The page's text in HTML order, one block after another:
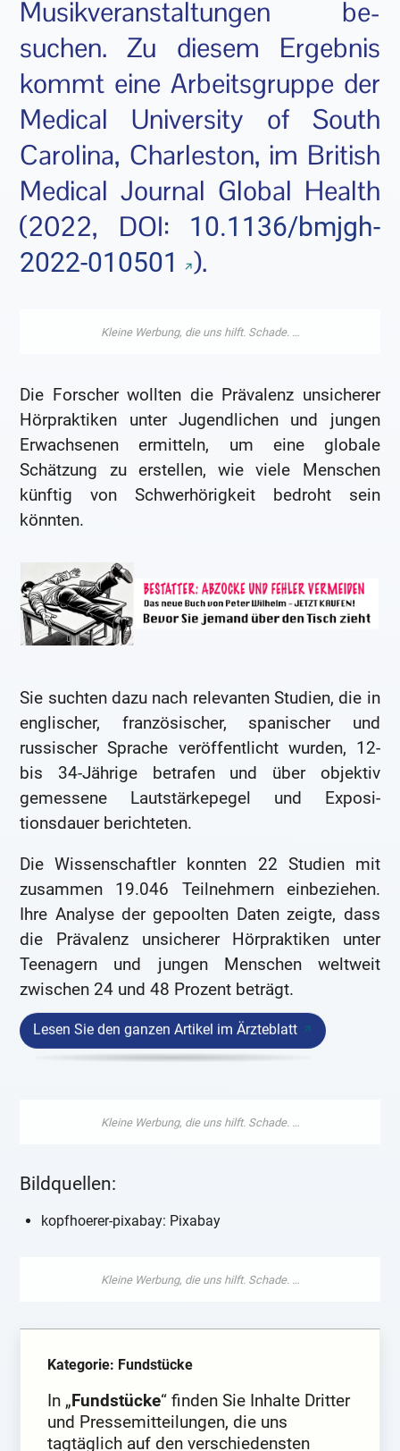
Musikveranstaltungen be­
suchen. Zu diesem Ergebnis
kommt eine Arbeitsgruppe der
Medical University of South
Carolina, Charleston, im British
Medical Journal Global Health
(2022, DOI:
10.1136/bmjgh-
2022-010501
).
Die Forscher wollten die Prävalenz unsicherer
Hörpraktiken unter Jugendlichen und jungen
Erwachsenen ermitteln, um eine globale
Schätzung zu erstellen, wie viele Menschen
künftig von Schwerhörigkeit bedroht sein
könnten.
Sie suchten dazu nach relevanten Studien, die in
englischer, französischer, spanischer und
russischer Sprache veröffentlicht wurden, 12-
bis 34-Jährige betrafen und über objektiv
gemessene Lautstärkepegel und Exposi­
tionsdauer berichteten.
Die Wissenschaftler konnten 22 Studien mit
zusammen 19.046 Teilnehmern einbeziehen.
Ihre Analyse der gepoolten Daten zeigte, dass
die Prävalenz unsicherer Hörpraktiken unter
Teenagern und jungen Menschen weltweit
zwischen 24 und 48 Prozent beträgt.
Lesen Sie den ganzen Artikel im Ärzteblatt
Bildquellen:
kopfhoerer-pixabay: Pixabay
Kategorie: Fundstücke
In „Fundstücke“ finden Sie Inhalte Dritter
und Pressemitteilungen, die uns
tagtäglich auf den verschiedensten